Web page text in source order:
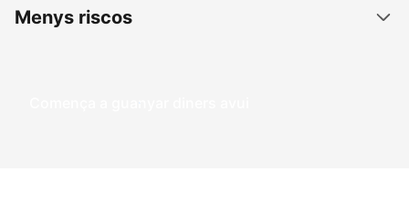
Menys riscos
Comença a guanyar diners avui